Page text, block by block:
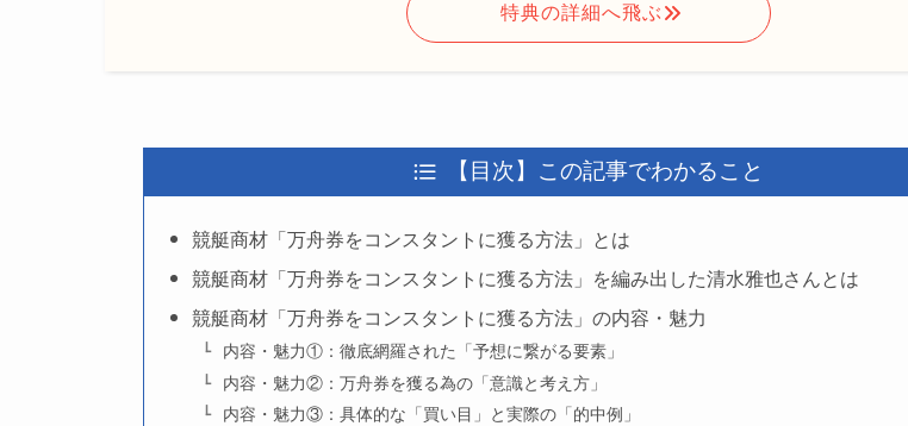
特典の詳細へ飛ぶ
【目次】この記事でわかること
競艇商材「万舟券をコンスタントに獲る方法」とは
競艇商材「万舟券をコンスタントに獲る方法」を編み出した清水雅也さんとは
競艇商材「万舟券をコンスタントに獲る方法」の内容・魅力
内容・魅力①：徹底網羅された「予想に繋がる要素」
内容・魅力②：万舟券を獲る為の「意識と考え方」
内容・魅力③：具体的な「買い目」と実際の「的中例」